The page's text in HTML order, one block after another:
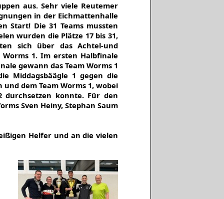
aus. Sehr viele Reutemer
in der Eichmattenhalle
Start! Die 31 Teams mussten
wurden die Plätze 17 bis 31,
sich über das Achtel-und
1. Im ersten Halbfinale
gewann das Team Worms 1
Middagsbäägle 1 gegen die
dem Team Worms 1, wobei
durchsetzen konnte. Für den
Sven Heiny, Stephan Saum
Helfer und an die vielen